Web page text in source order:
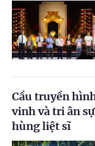
Cầu truyền
vinh và tri ân
hùng liệt sĩ